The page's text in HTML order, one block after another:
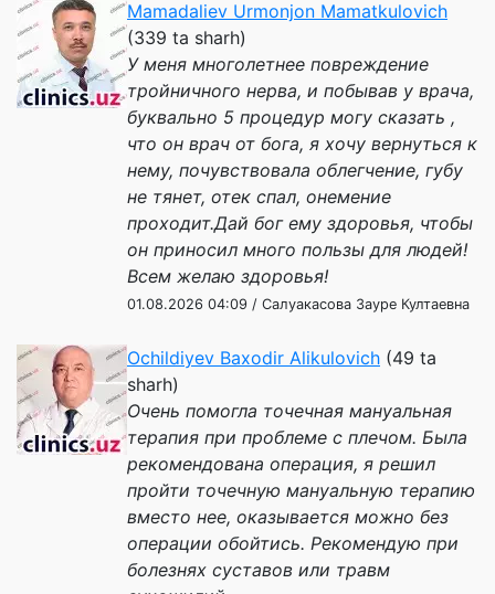
Mamadaliev Urmonjon Mamatkulovich
(339 ta sharh)
У меня многолетнее повреждение
тройничного нерва, и побывав у врача,
буквально 5 процедур могу сказать ,
что он врач от бога, я хочу вернуться к
нему, почувствовала облегчение, губу
не тянет, отек спал, онемение
проходит.Дай бог ему здоровья, чтобы
он приносил много пользы для людей!
Всем желаю здоровья!
01.08.2026 04:09 / Салуакасова Зауре Култаевна
Ochildiyev Baxodir Alikulovich (49 ta
sharh)
Очень помогла точечная мануальная
терапия при проблеме с плечом. Была
рекомендована операция, я решил
пройти точечную мануальную терапию
вместо нее, оказывается можно без
операции обойтись. Рекомендую при
болезнях суставов или травм